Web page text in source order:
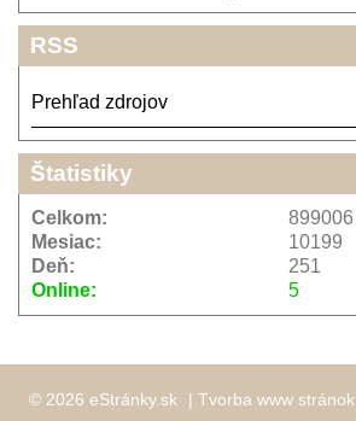
RSS
Prehľad zdrojov
Štatistiky
Online: 5
Celkom:
899006
Mesiac:
10199
Deň:
251
© 2026 eStránky.sk | Tvorba www stránok